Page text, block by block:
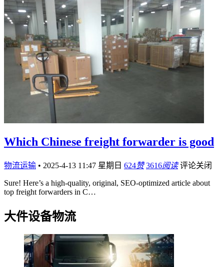
Which Chinese freight forwarder is good
物流运输 • 2025-4-13 11:47 星期日 624赞 3616阅读 评论关闭
Sure! Here’s a high-quality, original, SEO-optimized article about
top freight forwarders in C…
大件设备物流